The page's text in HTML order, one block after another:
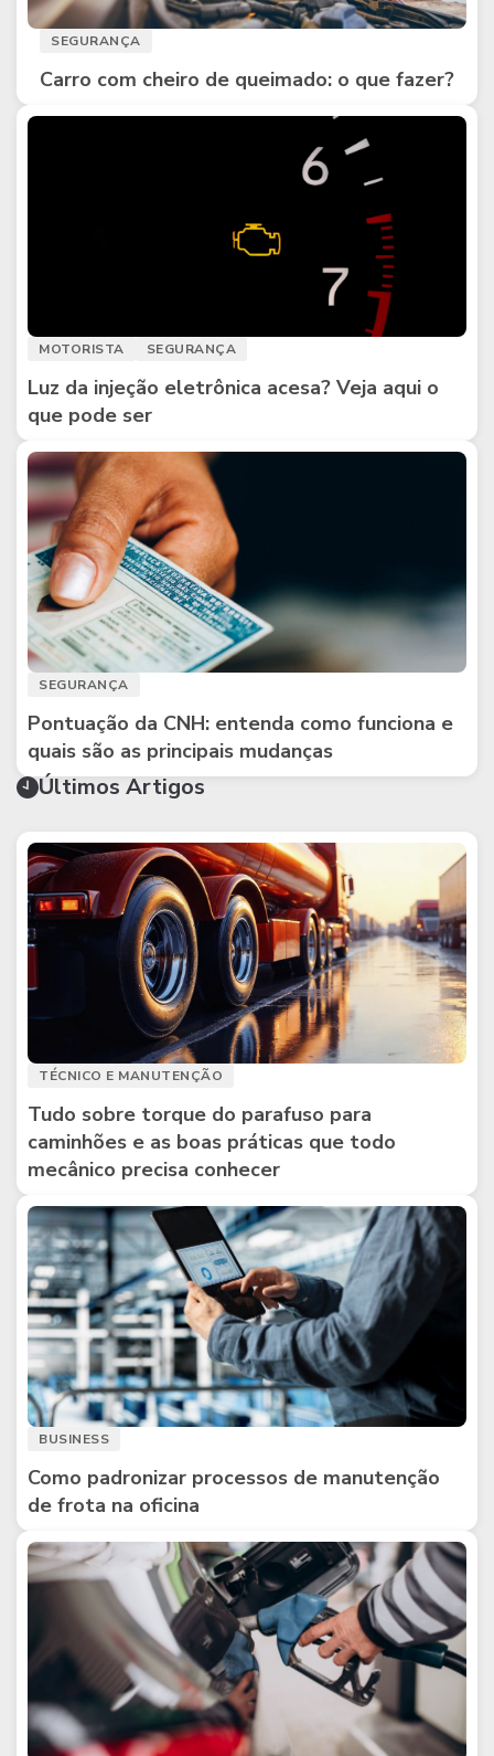
SEGURANÇA
Carro com cheiro de queimado: o que fazer?
MOTORISTA SEGURANÇA
Luz da injeção eletrônica acesa? Veja aqui o
que pode ser
SEGURANÇA
Pontuação da CNH: entenda como funciona e
quais são as principais mudanças
Últimos Artigos
TÉCNICO E MANUTENÇÃO
Tudo sobre torque do parafuso para
caminhões e as boas práticas que todo
mecânico precisa conhecer
BUSINESS
Como padronizar processos de manutenção
de frota na oficina